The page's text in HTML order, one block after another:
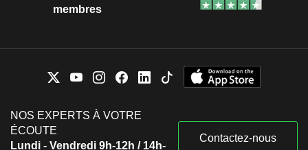
membres
NOS EXPERTS À VOTRE
ÉCOUTE
Lundi - Vendredi 9h-12h / 14h-
Contactez-nous